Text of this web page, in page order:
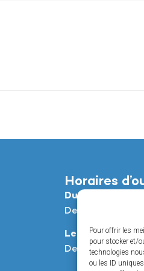
Pour offrir les
pour stocker et/
technologies
ou les ID
Horaires
Du lundi au jeudi :
De 8h à 12h et
Le vendredi :
De 8h à 12h et